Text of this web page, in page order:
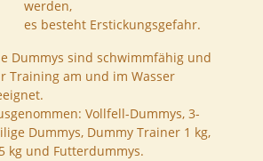
werden,
es besteht Erstickungsgefahr.
Dummys sind schwimmfähig und
Training am und im Wasser
Vollfell-Dummys, 3-
Dummys, Dummy Trainer 1 kg,
kg und Futterdummys.